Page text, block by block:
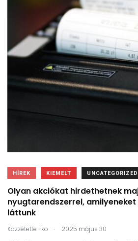
HÍREK KIEMELT UNCATEGORIZED
Olyan akciókat hirdethetnek
nyugtarendszerrel,
láttunk
Közzétette -ko . 2025 május 30